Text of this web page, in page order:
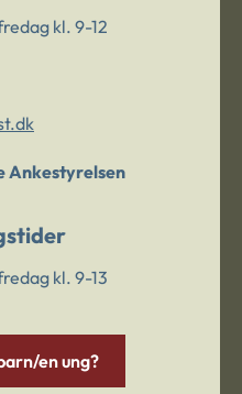
kl. 9-12
Ankestyrelsen
kl. 9-13
en ung?